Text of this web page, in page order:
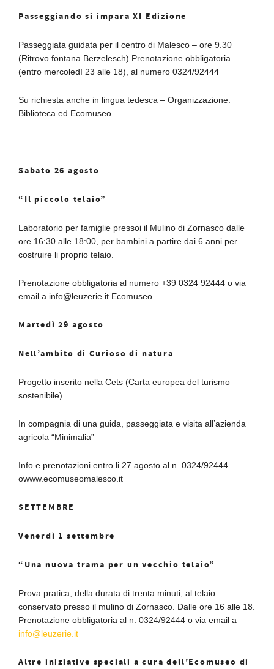
Passeggiando si impara XI Edizione
Passeggiata guidata per il centro di Malesco – ore 9.30
(Ritrovo fontana Berzelesch) Prenotazione obbligatoria
(entro mercoledì 23 alle 18), al numero 0324/92444
Su richiesta anche in lingua tedesca – Organizzazione:
Biblioteca ed Ecomuseo.
Sabato 26 agosto
“Il piccolo telaio”
Laboratorio per famiglie pressoi il Mulino di Zornasco dalle
ore 16:30 alle 18:00, per bambini a partire dai 6 anni per
costruire li proprio telaio.
Prenotazione obbligatoria al numero +39 0324 92444 o via
email a info@leuzerie.it Ecomuseo.
Martedì 29 agosto
Nell’ambito di Curioso di natura
Progetto inserito nella Cets (Carta europea del turismo
sostenibile)
In compagnia di una guida, passeggiata e visita all’azienda
agricola “Minimalia”
Info e prenotazioni entro li 27 agosto al n. 0324/92444
owww.ecomuseomalesco.it
SETTEMBRE
Venerdì 1 settembre
“Una nuova trama per un vecchio telaio”
Prova pratica, della durata di trenta minuti, al telaio
conservato presso il mulino di Zornasco. Dalle ore 16 alle 18.
Prenotazione obbligatoria al n. 0324/92444 o via email a
info@leuzerie.it
Altre iniziative speciali a cura dell’Ecomuseo di